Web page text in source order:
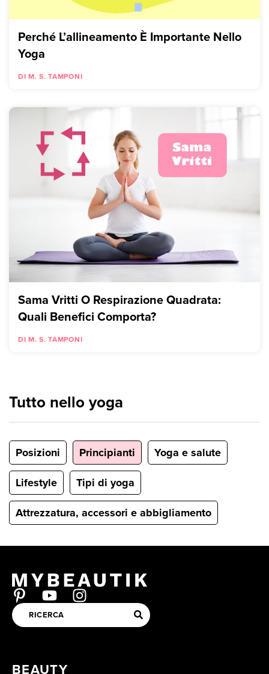
Perché L’allineamento È Importante Nello
Yoga
DI M. S. TAMPONI
Sama Vritti O Respirazione Quadrata:
Quali Benefici Comporta?
DI M. S. TAMPONI
Tutto nello yoga
Posizioni Principianti
Yoga e salute
Lifestyle
Tipi di yoga
Attrezzatura, accessori e abbigliamento
BEAUTY